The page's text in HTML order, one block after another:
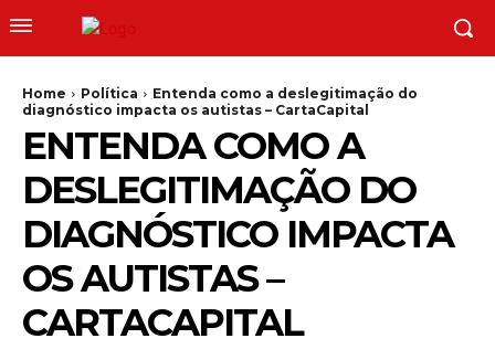
Home Política
Entenda como a deslegitimação do
diagnóstico impacta os autistas – CartaCapital
ENTENDA COMO A
DESLEGITIMAÇÃO DO
DIAGNÓSTICO IMPACTA
OS AUTISTAS –
CARTACAPITAL